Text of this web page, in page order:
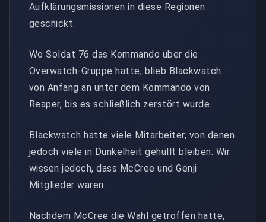
Aufklärungsmissionen in diese Regionen
geschickt.
Wo Soldat 76 das Kommando über die
Overwatch-Gruppe hatte, blieb Blackwatch
von Anfang an unter dem Kommando von
Reaper, bis es schließlich zerstört wurde.
Blackwatch hatte viele Mitarbeiter, von denen
jedoch viele in Dunkelheit gehüllt bleiben. Wir
wissen jedoch, dass McCree und Genji
Mitglieder waren.
Nachdem McCree die Wahl getroffen hatte,